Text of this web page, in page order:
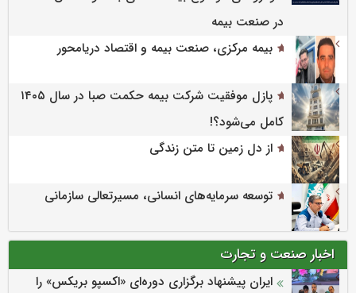
در صنعت بیمه
بیمه مرکزی، صنعت بیمه و اقتصاد دریامحور
پازل موفقیت شرکت بیمه حکمت صبا در سال ۱۴۰۵
کامل می‌شود؟!
از دل زمین تا متن زندگی
توسعه سرمایه‌های انسانی، مسیرتعالی سازمانی
اخبار صنعت و تجارت
ایران پیشنهاد برگزاری دوره‌ای «اکسپو بریکس» را